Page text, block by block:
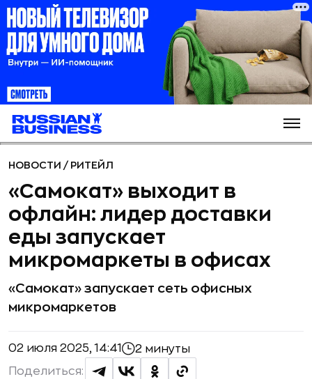
НОВОСТИ / РИТЕЙЛ
«Самокат» выходит в
офлайн: лидер доставки
еды запускает
микромаркеты в офисах
«Самокат» запускает сеть офисных
микромаркетов
02 июля 2025, 14:41 2 минуты
Поделиться: